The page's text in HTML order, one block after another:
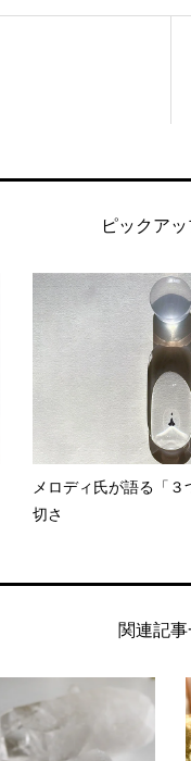
ピックア
メロディ氏が語る「
切さ
関連記事